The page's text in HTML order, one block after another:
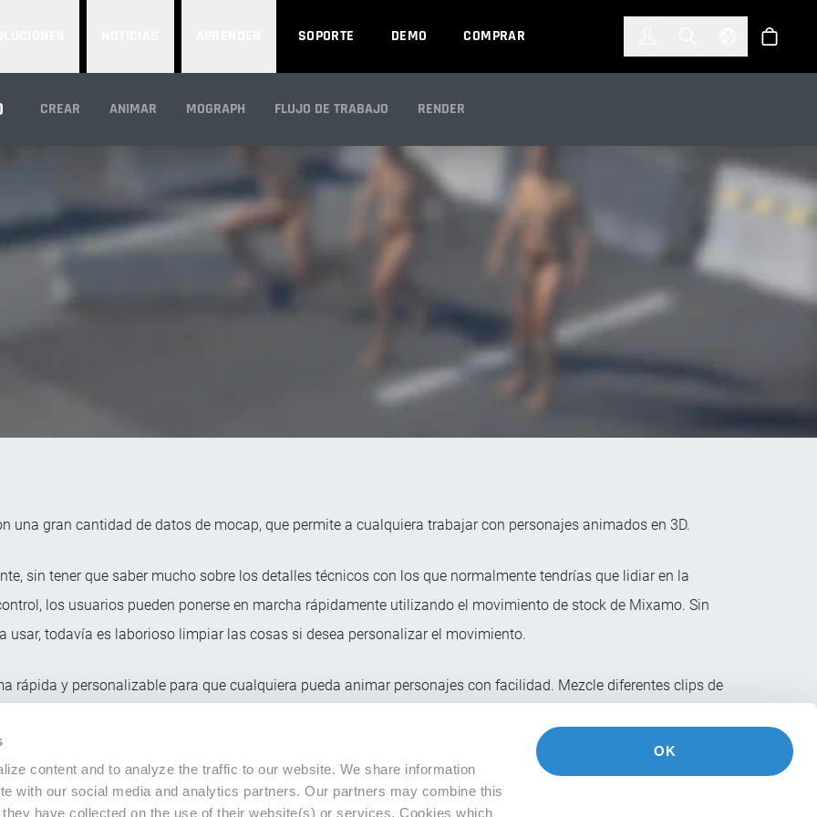
content and to analyze the traffic to our website. We share information
with our social media and analytics partners. Our partners may combine this
have collected on the use of their website(s) or services. Cookies which
OK
SOPORTE DEMO COMPRAR Select Tienda
CREAR ANIMAR MOGRAPH FLUJO DE TRABAJO RENDER
CONTROL RIG
una gran cantidad de datos de mocap, que permite a cualquiera trabajar con personajes animados en 3D.
sin tener que saber mucho sobre los detalles técnicos con los que normalmente tendrías que lidiar en la
los usuarios pueden ponerse en marcha rápidamente utilizando el movimiento de stock de Mixamo. Sin
usar, todavía es laborioso limpiar las cosas si desea personalizar el movimiento.
rápida y personalizable para que cualquiera pueda animar personajes con facilidad. Mezcle diferentes clips de